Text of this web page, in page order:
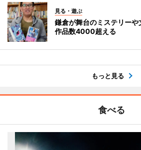
見る・遊ぶ
鎌倉が舞台のミステリー
作品数4000超える
もっと見る
食べる